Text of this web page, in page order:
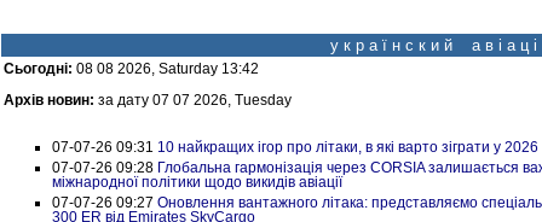
у к р а ї н с к и й а в і а
Сьогодні: 08 08 2026, Saturday 13:42
Архів новин: за дату 07 07 2026, Tuesday
07-07-26 09:31 10 найкращих ігор про літаки, в які варто зіграти у
07-07-26 09:28 Глобальна гармонізація через CORSIA залишається
міжнародної політики щодо викидів авіації
07-07-26 09:27 Оновлення вантажного літака: представляємо
300 ER від Emirates SkyCargo